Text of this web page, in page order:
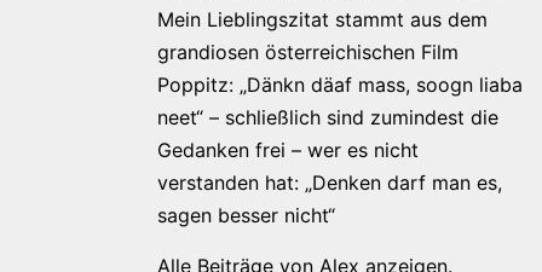
Mein Lieblingszitat stammt aus dem
grandiosen österreichischen Film
Poppitz: „Dänkn däaf mass, soogn liaba
neet“ – schließlich sind zumindest die
Gedanken frei – wer es nicht
verstanden hat: „Denken darf man es,
sagen besser nicht“
Alle Beiträge von Alex anzeigen.